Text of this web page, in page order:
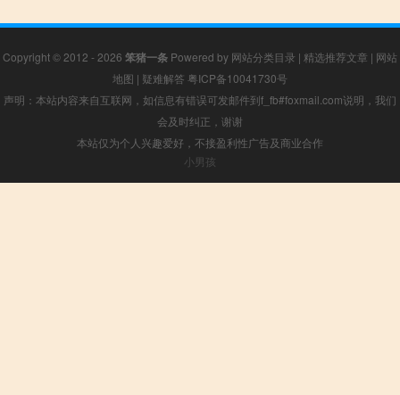
Copyright © 2012 - 2026 笨猪一条 Powered by 网站分类目录 | 精选推荐文章 | 网站
地图 | 疑难解答 粤ICP备10041730号
声明：本站内容来自互联网，如信息有错误可发邮件到f_fb#foxmail.com说明，我们
会及时纠正，谢谢
本站仅为个人兴趣爱好，不接盈利性广告及商业合作
小男孩